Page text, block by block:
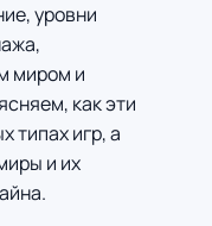
уровни
миром и
как эти
типах игр, а
и их